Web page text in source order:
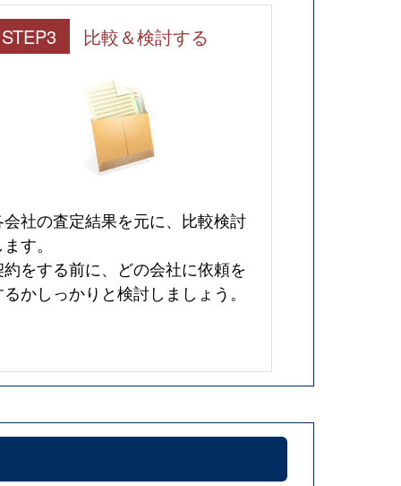
STEP3 比較＆検討する
会社の査定結果を元に、比較検討
す。
約をする前に、どの会社に依頼を
かしっかりと検討しましょう。